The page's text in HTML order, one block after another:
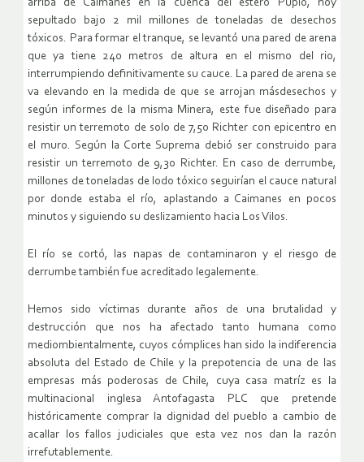
arriba de Caimanes en la cuenca del estero Pupío, hoy
sepultado bajo 2 mil millones de toneladas de desechos
tóxicos. Para formar el tranque, se levantó una pared de arena
que ya tiene 240 metros de altura en el mismo del rio,
interrumpiendo definitivamente su cauce. La pared de arena se
va elevando en la medida de que se arrojan másdesechos y
según informes de la misma Minera, este fue diseñado para
resistir un terremoto de solo de 7,5o Richter con epicentro en
el muro. Según la Corte Suprema debió ser construido para
resistir un terremoto de 9,3o Richter. En caso de derrumbe,
millones de toneladas de lodo tóxico seguirían el cauce natural
por donde estaba el río, aplastando a Caimanes en pocos
minutos y siguiendo su deslizamiento hacia Los Vilos.
El río se cortó, las napas de contaminaron y el riesgo de
derrumbe también fue acreditado legalemente.
Hemos sido víctimas durante años de una brutalidad y
destrucción que nos ha afectado tanto humana como
mediombientalmente, cuyos cómplices han sido la indiferencia
absoluta del Estado de Chile y la prepotencia de una de las
empresas más poderosas de Chile, cuya casa matríz es la
multinacional inglesa Antofagasta PLC que pretende
históricamente comprar la dignidad del pueblo a cambio de
acallar los fallos judiciales que esta vez nos dan la razón
irrefutablemente.